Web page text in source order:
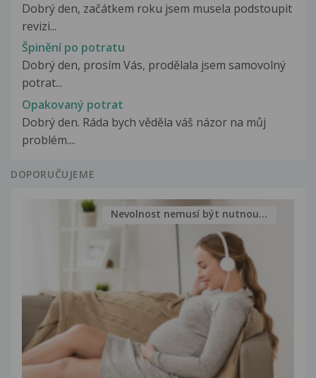
Dobrý den, začátkem roku jsem musela podstoupit
revizi...
Špinění po potratu
Dobrý den, prosím Vás, prodělala jsem samovolný
potrat...
Opakovaný potrat
Dobrý den. Ráda bych věděla váš názor na můj
problém....
DOPORUČUJEME
Nevolnost nemusí být nutnou...